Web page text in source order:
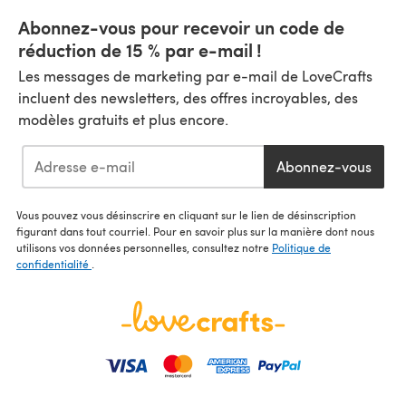
Abonnez-vous pour recevoir un code de
réduction de 15 % par e-mail !
Les messages de marketing par e-mail de LoveCrafts
incluent des newsletters, des offres incroyables, des
modèles gratuits et plus encore.
Abonnez-vous
Vous pouvez vous désinscrire en cliquant sur le lien de désinscription
figurant dans tout courriel. Pour en savoir plus sur la manière dont nous
utilisons vos données personnelles, consultez notre Politique de
confidentialité